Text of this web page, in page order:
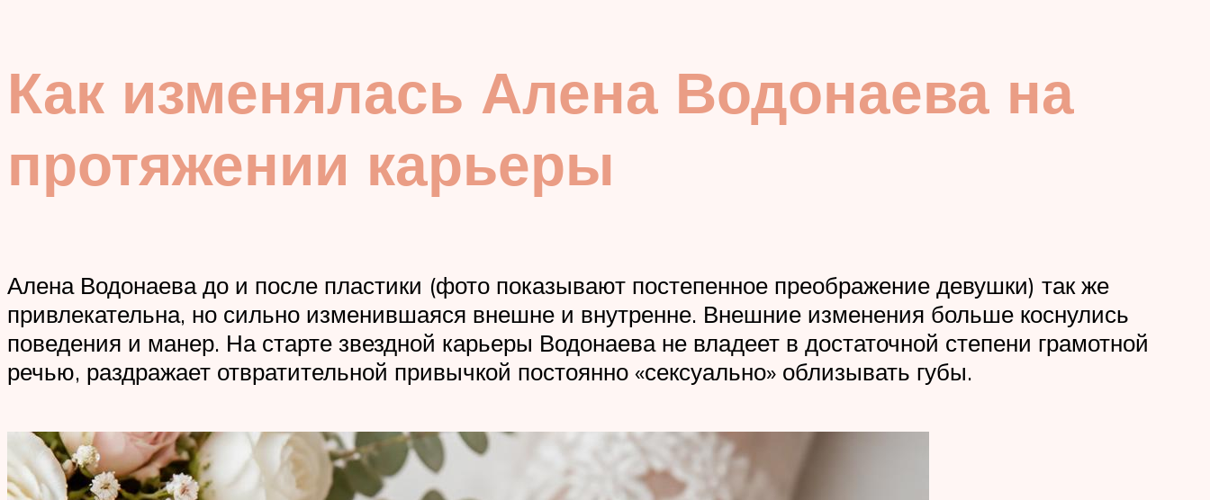
Как изменялась Алена Водонаева на
протяжении карьеры
Алена Водонаева до и после пластики (фото показывают постепенное преображение девушки) так же
привлекательна, но сильно изменившаяся внешне и внутренне. Внешние изменения больше коснулись
поведения и манер. На старте звездной карьеры Водонаева не владеет в достаточной степени грамотной
речью, раздражает отвратительной привычкой постоянно «сексуально» облизывать губы.